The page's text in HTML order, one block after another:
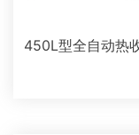
450L型全自动热